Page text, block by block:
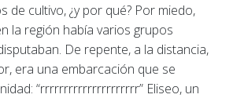
de cultivo, ¿y por qué? Por miedo,
la región había varios grupos
De repente, a la distancia,
era una embarcación que se
“rrrrrrrrrrrrrrrrrrrrr” Eliseo, un